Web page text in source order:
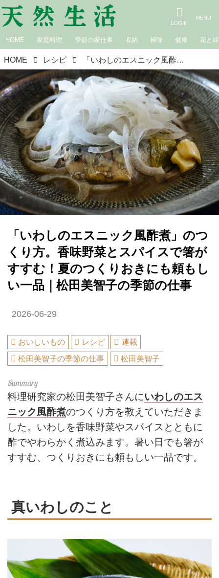
HOME 家庭料理 季節の家仕事 収納 掃除 健康 花と緑
HOME レシピ 「いわしのエスニック風酢煮」のつくり方。香味野菜とスパイスで箸がすすむ！夏のつくりおきにも頼もしい一品｜松田美智子の季節の仕事
「いわしのエスニック風酢煮」のつ
くり方。香味野菜とスパイスで箸が
すすむ！夏のつくりおきにも頼もし
い一品｜松田美智子の季節の仕事
2026-06-29
おいしいもの レシピ
連載
松田美智子の季節の仕事
松田美智子
料理研究家の松田美智子さんにいわしのエス
ニック風酢煮のつくり方を教えていただきま
した。いわしを香味野菜やスパイスとともに
酢でやわらかく煮込みます。暑い日でも箸が
すすむ、つくりおきにも頼もしい一品です。
真いわしのこと